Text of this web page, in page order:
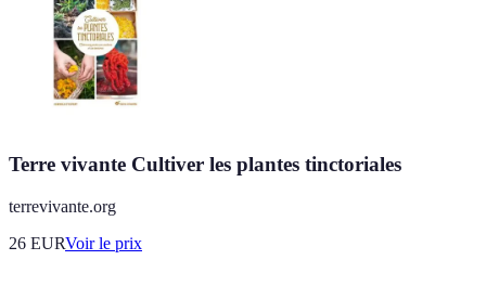
Terre vivante Cultiver les plantes tinctoriales
terrevivante.org
26 EURVoir le prix